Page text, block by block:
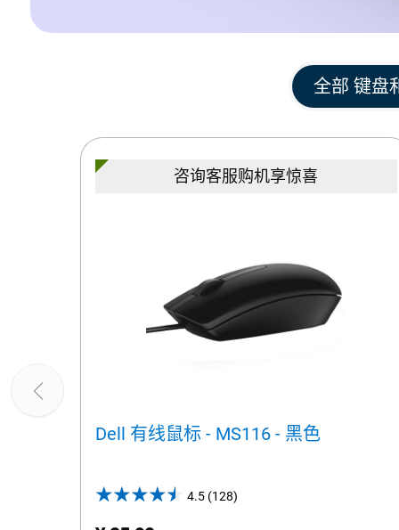
全部 键盘
咨询客服购机享惊喜
Dell 有线鼠标 - MS116 - 黑色
4.5 (128)